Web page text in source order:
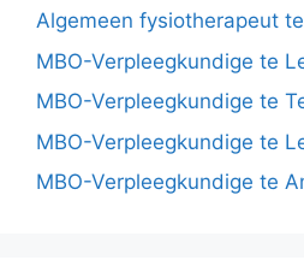
Algemeen fysiotherapeut
MBO-Verpleegkundige te
MBO-Verpleegkundige te
MBO-Verpleegkundige te
MBO-Verpleegkundige te